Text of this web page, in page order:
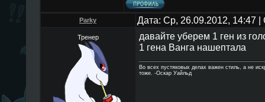
Parky Дата: Ср, 26.09.2012, 14:47
Тренер
давайте уберем 1 ген из
1 гена Ванга нашептала
Во всех пустяковых делах важен стиль, а не
тоже. -Оскар Уайльд